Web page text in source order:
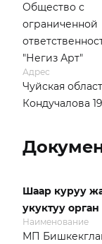
Общество с
ограниченной
"Негиз Арт"
Адрес
Чуйская
Кондучалова
Шаар куруу
укуктуу
Наименование
МП